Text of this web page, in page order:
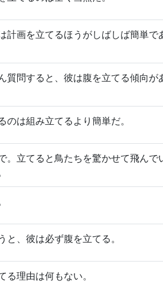
計画を立てるほうがしばしば簡単で
質問すると、彼は腹を立てる傾向が
のは組み立てるより簡単だ。
。立てると鳥たちを驚かせて飛んで
と、彼は必ず腹を立てる。
る理由は何もない。